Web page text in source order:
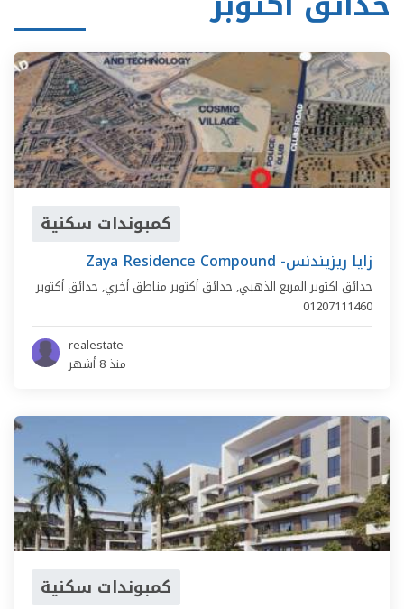
كمبوندات سكنية
Zaya Residence Compound -زايا ريزيندنس
حدائق اكتوبر المربع الذهبي, حدائق أكتوبر مناطق أخري, حدائق أكتوبر
01207111460
realestate
منذ 8 أشهر
كمبوندات سكنية